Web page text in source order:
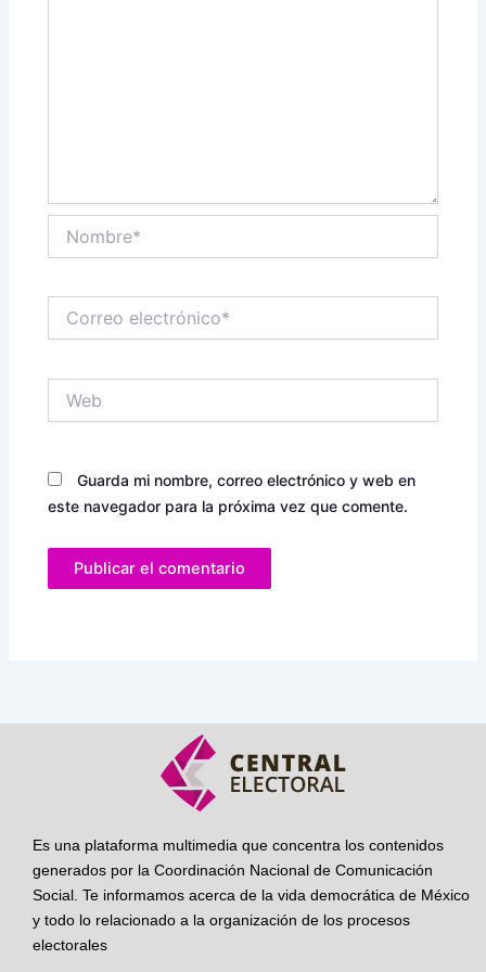
electrónico*
Guarda mi nombre, correo electrónico y web en
este navegador para la próxima vez que comente.
Es una plataforma multimedia que concentra los contenidos
generados por la Coordinación Nacional de Comunicación
Social. Te informamos acerca de la vida democrática de México
y todo lo relacionado a la organización de los procesos
electorales